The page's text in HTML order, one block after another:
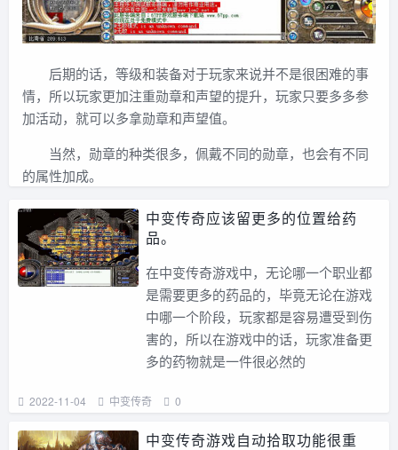
后期的话，等级和装备对于玩家来说并不是很困难的事
情，所以玩家更加注重勋章和声望的提升，玩家只要多多参
加活动，就可以多拿勋章和声望值。
当然，勋章的种类很多，佩戴不同的勋章，也会有不同
的属性加成。
中变传奇应该留更多的位置给药
品。
在中变传奇游戏中，无论哪一个职业都
是需要更多的药品的，毕竟无论在游戏
中哪一个阶段，玩家都是容易遭受到伤
害的，所以在游戏中的话，玩家准备更
多的药物就是一件很必然的
2022-11-04 中变传奇 0
中变传奇游戏自动拾取功能很重